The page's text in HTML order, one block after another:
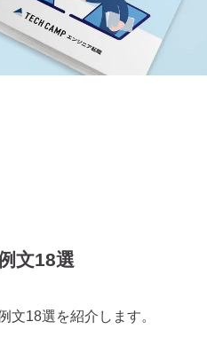
文18選
文18選を紹介します。